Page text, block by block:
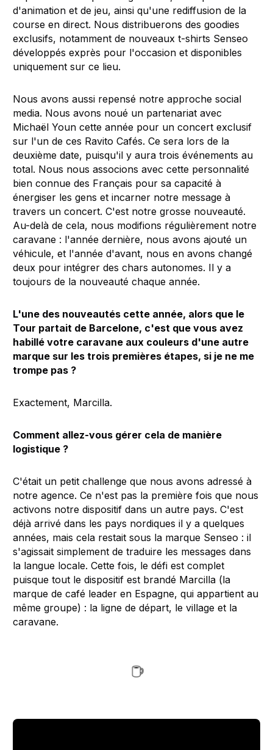
d'animation et de jeu, ainsi qu'une rediffusion de la
course en direct. Nous distribuerons des goodies
exclusifs, notamment de nouveaux t-shirts Senseo
développés exprès pour l'occasion et disponibles
uniquement sur ce lieu.
Nous avons aussi repensé notre approche social
media. Nous avons noué un partenariat avec
Michaël Youn cette année pour un concert exclusif
sur l'un de ces Ravito Cafés. Ce sera lors de la
deuxième date, puisqu'il y aura trois événements au
total. Nous nous associons avec cette personnalité
bien connue des Français pour sa capacité à
énergiser les gens et incarner notre message à
travers un concert. C'est notre grosse nouveauté.
Au-delà de cela, nous modifions régulièrement notre
caravane : l'année dernière, nous avons ajouté un
véhicule, et l'année d'avant, nous en avons changé
deux pour intégrer des chars autonomes. Il y a
toujours de la nouveauté chaque année.
L'une des nouveautés cette année, alors que le
Tour partait de Barcelone, c'est que vous avez
habillé votre caravane aux couleurs d'une autre
marque sur les trois premières étapes, si je ne me
trompe pas ?
Exactement, Marcilla.
Comment allez-vous gérer cela de manière
logistique ?
C'était un petit challenge que nous avons adressé à
notre agence. Ce n'est pas la première fois que nous
activons notre dispositif dans un autre pays. C'est
déjà arrivé dans les pays nordiques il y a quelques
années, mais cela restait sous la marque Senseo : il
s'agissait simplement de traduire les messages dans
la langue locale. Cette fois, le défi est complet
puisque tout le dispositif est brandé Marcilla (la
marque de café leader en Espagne, qui appartient au
même groupe) : la ligne de départ, le village et la
caravane.